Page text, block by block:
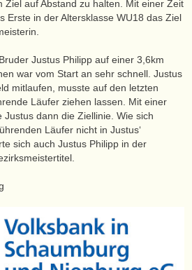
Ziel auf Abstand zu halten. Mit einer Zeit
Erste in der Altersklasse WU18 das Ziel
Justus Philipp auf einer 3,6km
war vom Start an sehr schnell. Justus
mitlaufen, musste auf den letzten
Läufer ziehen lassen. Mit einer
dann die Ziellinie. Wie sich
Läufer nicht in Justus‘
sich auch Justus Philipp in der